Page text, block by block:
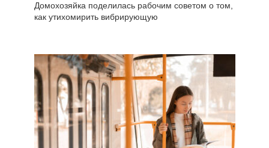
Домохозяйка поделилась рабочим советом о том,
как утихомирить вибрирующую